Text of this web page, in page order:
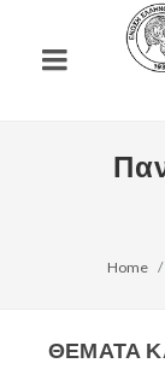
Home
ΘΕΜΑΤΑ